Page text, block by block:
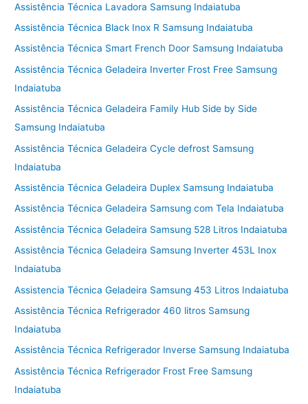
Assistência Técnica Lavadora Samsung Indaiatuba
Assistência Técnica Black Inox R Samsung Indaiatuba
Assistência Técnica Smart French Door Samsung Indaiatuba
Assistência Técnica Geladeira Inverter Frost Free Samsung
Indaiatuba
Assistência Técnica Geladeira Family Hub Side by Side
Samsung Indaiatuba
Assistência Técnica Geladeira Cycle defrost Samsung
Indaiatuba
Assistência Técnica Geladeira Duplex Samsung Indaiatuba
Assistência Técnica Geladeira Samsung com Tela Indaiatuba
Assistência Técnica Geladeira Samsung 528 Litros Indaiatuba
Assistência Técnica Geladeira Samsung Inverter 453L Inox
Indaiatuba
Assistencia Técnica Geladeira Samsung 453 Litros Indaiatuba
Assistência Técnica Refrigerador 460 litros Samsung
Indaiatuba
Assistência Técnica Refrigerador Inverse Samsung Indaiatuba
Assistência Técnica Refrigerador Frost Free Samsung
Indaiatuba